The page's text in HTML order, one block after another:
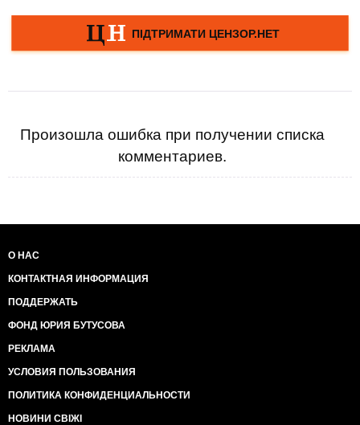
Произошла ошибка при получении списка
комментариев.
О НАС
КОНТАКТНАЯ ИНФОРМАЦИЯ
ПОДДЕРЖАТЬ
ФОНД ЮРИЯ БУТУСОВА
РЕКЛАМА
УСЛОВИЯ ПОЛЬЗОВАНИЯ
ПОЛИТИКА КОНФИДЕНЦИАЛЬНОСТИ
НОВИНИ СВІЖІ